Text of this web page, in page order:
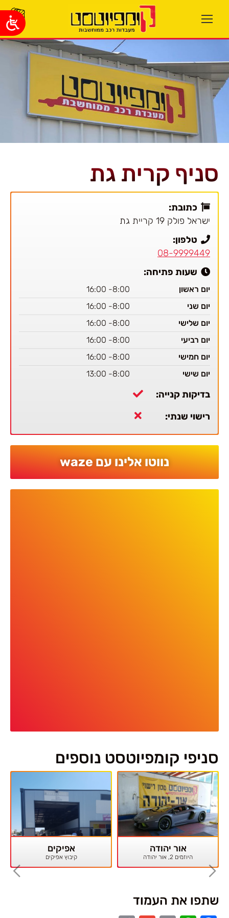
סניף קרית גת
כתובת:
ישראל פולק 19 קריית גת
טלפון:
08-9999449
שעות פתיחה:
יום ראשון
8:00- 16:00
יום שני
8:00- 16:00
יום שלישי
8:00- 16:00
יום רביעי
8:00- 16:00
יום חמישי
8:00- 16:00
יום שישי
8:00- 13:00
בדיקות קנייה:
רישוי שנתי:
נווטו אלינו עם waze
סניפי קומפיוטסט נוספים
אור יהודה
היוזמים 2, אור יהודה
אפיקים
קיבוץ אפיקים
שתפו את העמוד